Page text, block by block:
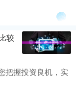
较
把握投资良机，实